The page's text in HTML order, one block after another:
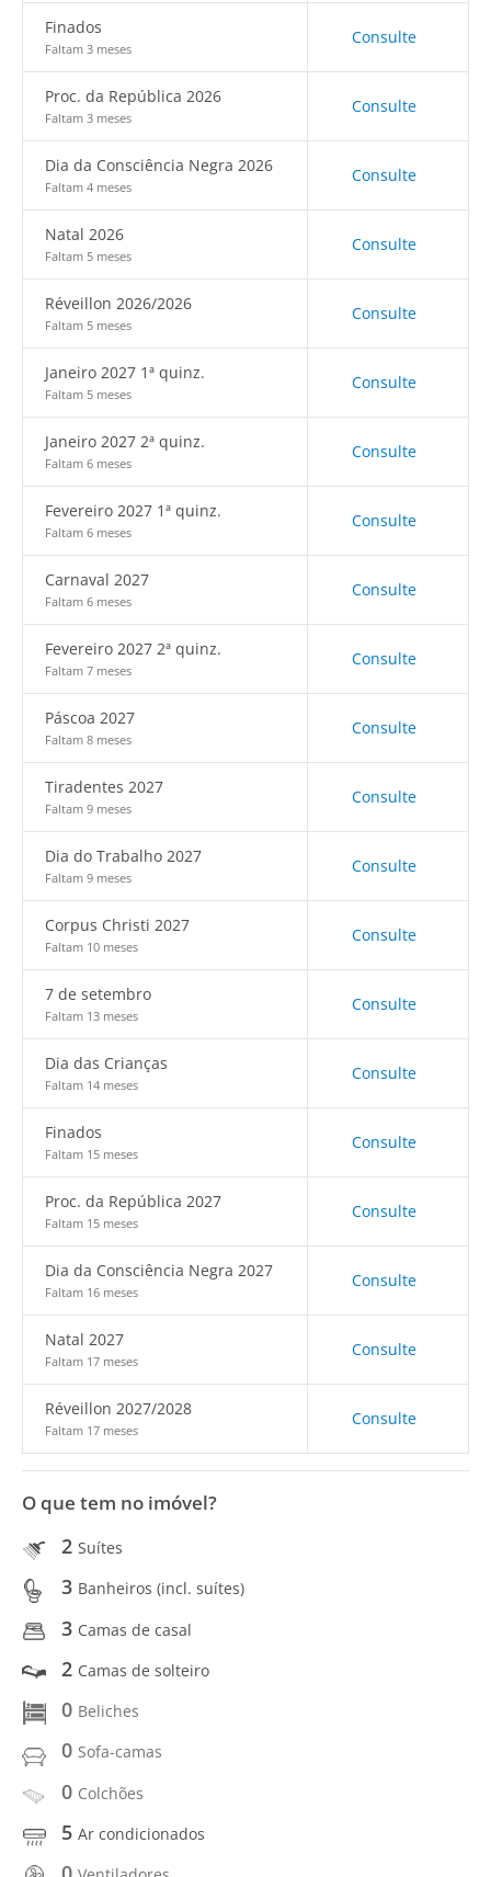
Finados
Faltam 3 meses
Consulte
Proc. da República 2026
Faltam 3 meses
Consulte
Dia da Consciência Negra 2026
Faltam 4 meses
Consulte
Natal 2026
Faltam 5 meses
Consulte
Réveillon 2026/2026
Faltam 5 meses
Consulte
Janeiro 2027 1ª quinz.
Faltam 5 meses
Consulte
Janeiro 2027 2ª quinz.
Faltam 6 meses
Consulte
Fevereiro 2027 1ª quinz.
Faltam 6 meses
Consulte
Carnaval 2027
Faltam 6 meses
Consulte
Fevereiro 2027 2ª quinz.
Faltam 7 meses
Consulte
Páscoa 2027
Faltam 8 meses
Consulte
Tiradentes 2027
Faltam 9 meses
Consulte
Dia do Trabalho 2027
Faltam 9 meses
Consulte
Corpus Christi 2027
Faltam 10 meses
Consulte
7 de setembro
Faltam 13 meses
Consulte
Dia das Crianças
Faltam 14 meses
Consulte
Finados
Faltam 15 meses
Consulte
Proc. da República 2027
Faltam 15 meses
Consulte
Dia da Consciência Negra 2027
Faltam 16 meses
Consulte
Natal 2027
Faltam 17 meses
Consulte
Réveillon 2027/2028
Faltam 17 meses
Consulte
O que tem no imóvel?
2 Suítes
3 Banheiros (incl. suítes)
3 Camas de casal
2 Camas de solteiro
0 Beliches
0 Sofa-camas
0 Colchões
5 Ar condicionados